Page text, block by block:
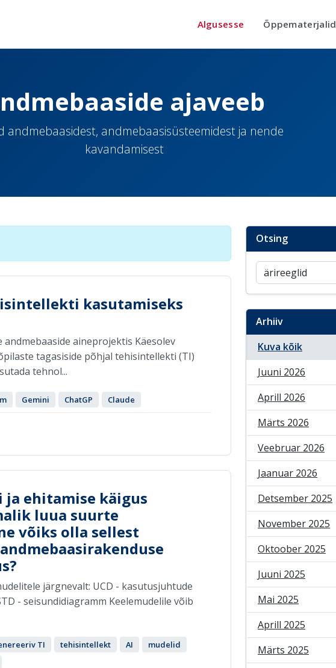
Algusesse Õppematerjalid
ajaveeb
andmebaasidest, andmebaasisüsteemidest ja nende
kavandamisest
kasutamiseks
aineprojektis Käesolev
tagasiside põhjal tehisintellekti (TI)
tehnol...
Gemini ChatGP Claude
ehitamise käigus
luua suurte
võiks olla sellest
järgnevalt: UCD - kasutusjuhtude
- seisundidiagramm Keelemudelile võib
TI tehisintellekt AI
mudelid
Otsing
Otsi postitusi
Arhiiv
Kuva kõik
Juuni 2026
Aprill 2026
Märts 2026
Veebruar 2026
Jaanuar 2026
Detsember 2025
November 2025
Oktoober 2025
Juuni 2025
Mai 2025
Aprill 2025
Märts 2025